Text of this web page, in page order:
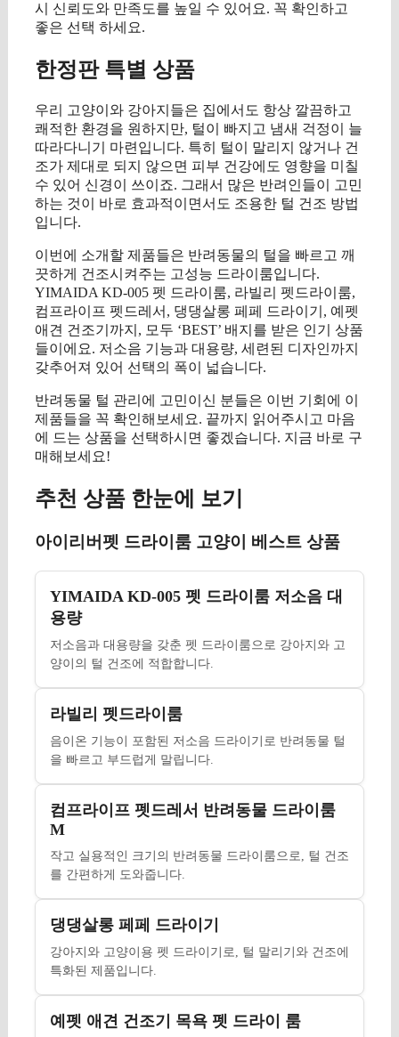
시 신뢰도와 만족도를 높일 수 있어요. 꼭 확인하고
좋은 선택 하세요.
한정판 특별 상품
우리 고양이와 강아지들은 집에서도 항상 깔끔하고
쾌적한 환경을 원하지만, 털이 빠지고 냄새 걱정이 늘
따라다니기 마련입니다. 특히 털이 말리지 않거나 건
조가 제대로 되지 않으면 피부 건강에도 영향을 미칠
수 있어 신경이 쓰이죠. 그래서 많은 반려인들이 고민
하는 것이 바로 효과적이면서도 조용한 털 건조 방법
입니다.
이번에 소개할 제품들은 반려동물의 털을 빠르고 깨
끗하게 건조시켜주는 고성능 드라이룸입니다.
YIMAIDA KD-005 펫 드라이룸, 라빌리 펫드라이룸,
컴프라이프 펫드레서, 댕댕살롱 페페 드라이기, 예펫
애견 건조기까지, 모두 ‘BEST’ 배지를 받은 인기 상품
들이에요. 저소음 기능과 대용량, 세련된 디자인까지
갖추어져 있어 선택의 폭이 넓습니다.
반려동물 털 관리에 고민이신 분들은 이번 기회에 이
제품들을 꼭 확인해보세요. 끝까지 읽어주시고 마음
에 드는 상품을 선택하시면 좋겠습니다. 지금 바로 구
매해보세요!
추천 상품 한눈에 보기
아이리버펫 드라이룸 고양이 베스트 상품
YIMAIDA KD-005 펫 드라이룸 저소음 대
용량
저소음과 대용량을 갖춘 펫 드라이룸으로 강아지와 고
양이의 털 건조에 적합합니다.
라빌리 펫드라이룸
음이온 기능이 포함된 저소음 드라이기로 반려동물 털
을 빠르고 부드럽게 말립니다.
컴프라이프 펫드레서 반려동물 드라이룸
M
작고 실용적인 크기의 반려동물 드라이룸으로, 털 건조
를 간편하게 도와줍니다.
댕댕살롱 페페 드라이기
강아지와 고양이용 펫 드라이기로, 털 말리기와 건조에
특화된 제품입니다.
예펫 애견 건조기 목욕 펫 드라이 룸